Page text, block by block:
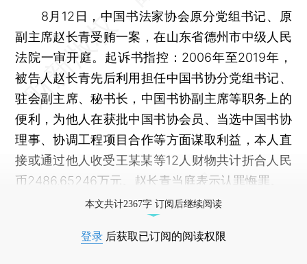
8月12日，中国书法家协会原分党组书记、原
副主席赵长青受贿一案，在山东省德州市中级人民
法院一审开庭。起诉书指控：2006年至2019年，
被告人赵长青先后利用担任中国书协分党组书记、
驻会副主席、秘书长，中国书协副主席等职务上的
便利，为他人在获批中国书协会员、当选中国书协
理事、协调工程项目合作等方面谋取利益，本人直
接或通过他人收受王某某等12人财物共计折合人民
币2486.65246万元。赵长青当庭表示认罪悔罪。
本文共计2367字 订阅后继续阅读
登录 后获取已订阅的阅读权限